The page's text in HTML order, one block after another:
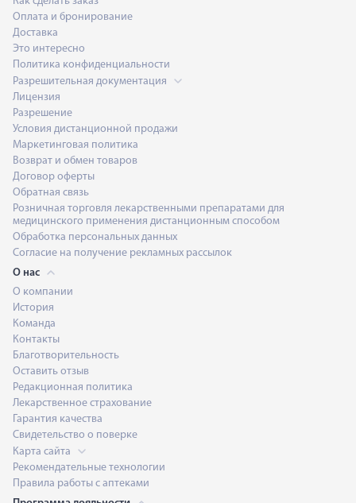
Оплата и бронирование
Доставка
Это интересно
Политика конфиденциальности
Разрешительная документация
Лицензия
Разрешение
Условия дистанционной продажи
Маркетинговая политика
Возврат и обмен товаров
Договор оферты
Обратная связь
Розничная торговля лекарственными препаратами для
медицинского применения дистанционным способом
Обработка персональных данных
Согласие на получение рекламных рассылок
О нас
О компании
История
Команда
Контакты
Благотворительность
Оставить отзыв
Редакционная политика
Лекарственное страхование
Гарантия качества
Свидетельство о поверке
Карта сайта
Рекомендательные технологии
Правила работы с аптеками